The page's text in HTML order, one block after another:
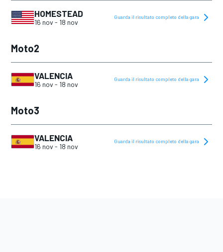
HOMESTEAD
16 nov - 18 nov
Guarda il risultato completo della gara
Moto2
VALENCIA
16 nov - 18 nov
Guarda il risultato completo della gara
Moto3
VALENCIA
16 nov - 18 nov
Guarda il risultato completo della gara